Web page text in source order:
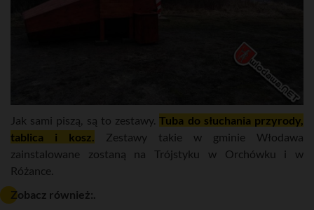
Jak sami piszą, są to zestawy.Tuba do słuchania przyrody,
tablica i kosz.
Zestawy takie w gminie Włodawa
zainstalowane zostaną na Trójstyku w Orchówku i w
Różance.
Zobacz również:.